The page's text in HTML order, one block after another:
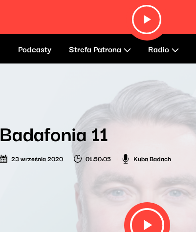
Podcasty Strefa Patrona Radio
Badafonia 11
23 września 2020 01:50:05 Kuba Badach